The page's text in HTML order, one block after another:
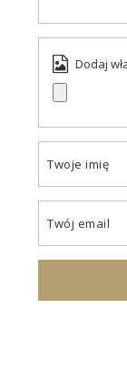
Dodaj
Twoje imię
Twój email